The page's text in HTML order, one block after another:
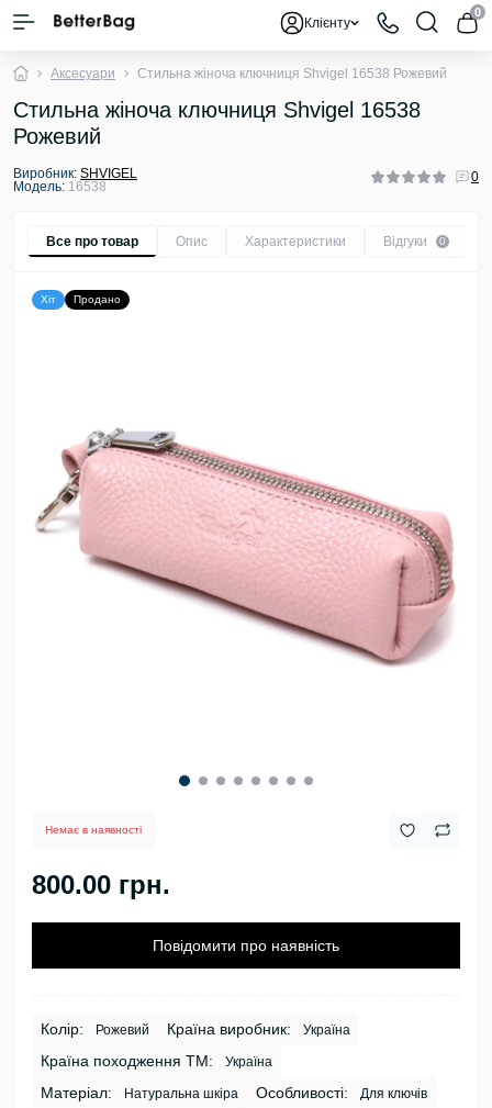
Клієнту
0
Аксесуари Стильна жіноча ключниця Shvigel 16538 Рожевий
Стильна жіноча ключниця Shvigel 16538
Рожевий
Виробник: SHVIGEL
Модель: 16538
0
Все про товар Опис Характеристики Відгуки 0
Хіт Продано
Немає в наявності
800.00 грн.
Повідомити про наявність
Колір: Рожевий Країна виробник: Україна
Країна походження ТМ: Україна
Матеріал: Натуральна шкіра Особливості: Для ключів